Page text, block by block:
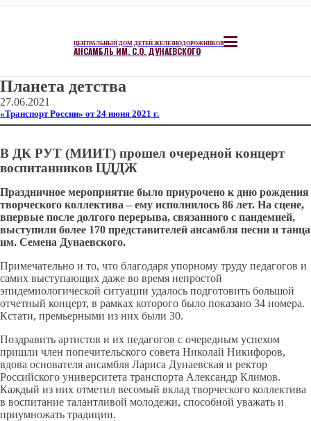
ЦЕНТРАЛЬНЫЙ ДОМ ДЕТЕЙ ЖЕЛЕЗНОДОРОЖНИКОВ
АНСАМБЛЬ ИМ. С.О. ДУНАЕВСКОГО
Планета детства
27.06.2021
«Транспорт России» от 24 июня 2021 г.
В ДК РУТ (МИИТ) прошел очередной концерт
воспитанников ЦДДЖ
Праздничное мероприятие было приурочено к дню рождения
творческого коллектива – ему исполнилось 86 лет. На сцене,
впервые после долгого перерыва, связанного с пандемией,
выступили более 170 представителей ансамбля песни и танца
им. Семена Дунаевского.
Примечательно и то, что благодаря упорному труду педагогов и
самих выступающих даже во время непростой
эпидемиологической ситуации удалось подготовить большой
отчетный концерт, в рамках которого было показано 34 номера.
Кстати, премьерными из них были 30.
Поздравить артистов и их педагогов с очередным успехом
пришли член попечительского совета Николай Никифоров,
вдова основателя ансамбля Лариса Дунаевская и ректор
Российского университета транспорта Александр Климов.
Каждый из них отметил весомый вклад творческого коллектива
в воспитание талантливой молодежи, способной уважать и
приумножать традиции.